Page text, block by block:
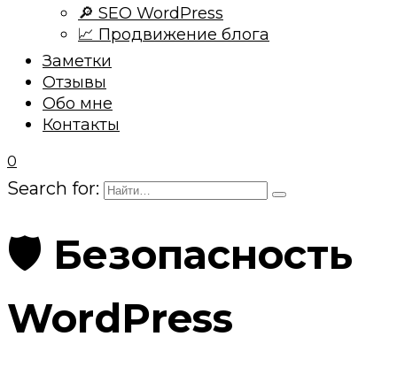
🔎 SEO WordPress
📈 Продвижение блога
Заметки
Отзывы
Обо мне
Контакты
0
Search for:
🛡️ Безопасность
WordPress